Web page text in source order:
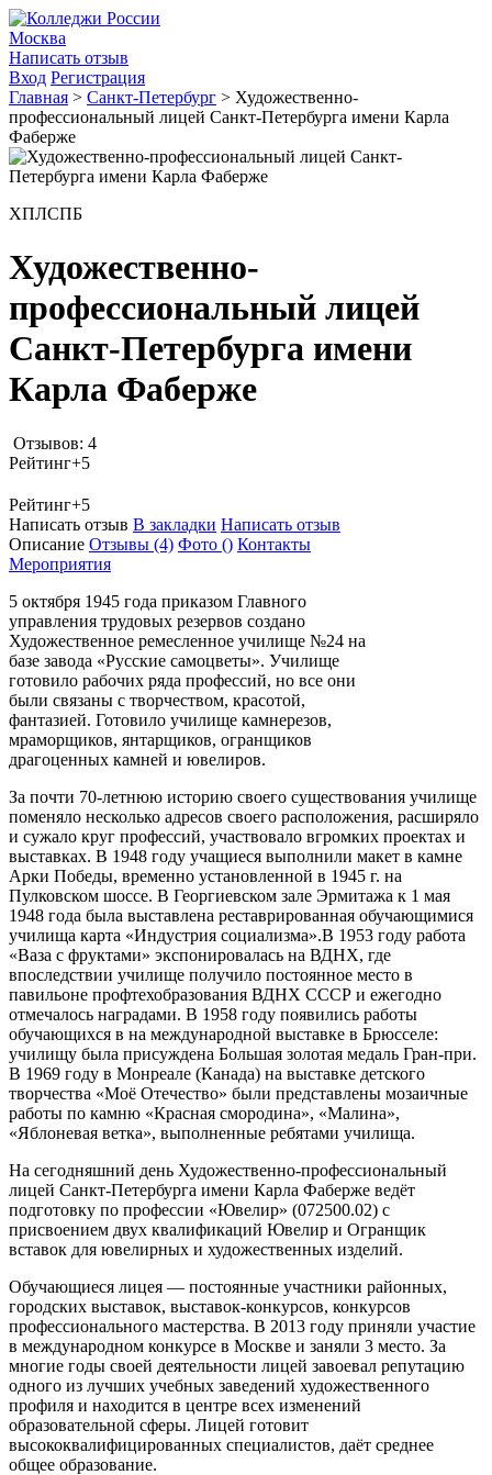
Москва
Написать отзыв
Вход Регистрация
Главная > Санкт-Петербург > Художественно-
профессиональный лицей Санкт-Петербурга имени Карла
Фаберже
ХПЛСПБ
Художественно-
профессиональный лицей
Санкт-Петербурга имени
Карла Фаберже
Отзывов: 4
Рейтинг+5
Рейтинг+5
Написать отзыв В закладки Написать отзыв
Описание Отзывы (4) Фото () Контакты
Мероприятия
5 октября 1945 года приказом Главного
управления трудовых резервов создано
Художественное ремесленное училище №24 на
базе завода «Русские самоцветы». Училище
готовило рабочих ряда профессий, но все они
были связаны с творчеством, красотой,
фантазией. Готовило училище камнерезов,
мраморщиков, янтарщиков, огранщиков
драгоценных камней и ювелиров.
За почти 70-летнюю историю своего существования училище
поменяло несколько адресов своего расположения, расширяло
и сужало круг профессий, участвовало вгромких проектах и
выставках. В 1948 году учащиеся выполнили макет в камне
Арки Победы, временно установленной в 1945 г. на
Пулковском шоссе. В Георгиевском зале Эрмитажа к 1 мая
1948 года была выставлена реставрированная обучающимися
училища карта «Индустрия социализма».В 1953 году работа
«Ваза с фруктами» экспонировалась на ВДНХ, где
впоследствии училище получило постоянное место в
павильоне профтехобразования ВДНХ СССР и ежегодно
отмечалось наградами. В 1958 году появились работы
обучающихся в на международной выставке в Брюсселе:
училищу была присуждена Большая золотая медаль Гран-при.
В 1969 году в Монреале (Канада) на выставке детского
творчества «Моё Отечество» были представлены мозаичные
работы по камню «Красная смородина», «Малина»,
«Яблоневая ветка», выполненные ребятами училища.
На сегодняшний день Художественно-профессиональный
лицей Санкт-Петербурга имени Карла Фаберже ведёт
подготовку по профессии «Ювелир» (072500.02) с
присвоением двух квалификаций Ювелир и Огранщик
вставок для ювелирных и художественных изделий.
Обучающиеся лицея — постоянные участники районных,
городских выставок, выставок-конкурсов, конкурсов
профессионального мастерства. В 2013 году приняли участие
в международном конкурсе в Москве и заняли 3 место. За
многие годы своей деятельности лицей завоевал репутацию
одного из лучших учебных заведений художественного
профиля и находится в центре всех изменений
образовательной сферы. Лицей готовит
высококвалифицированных специалистов, даёт среднее
общее образование.